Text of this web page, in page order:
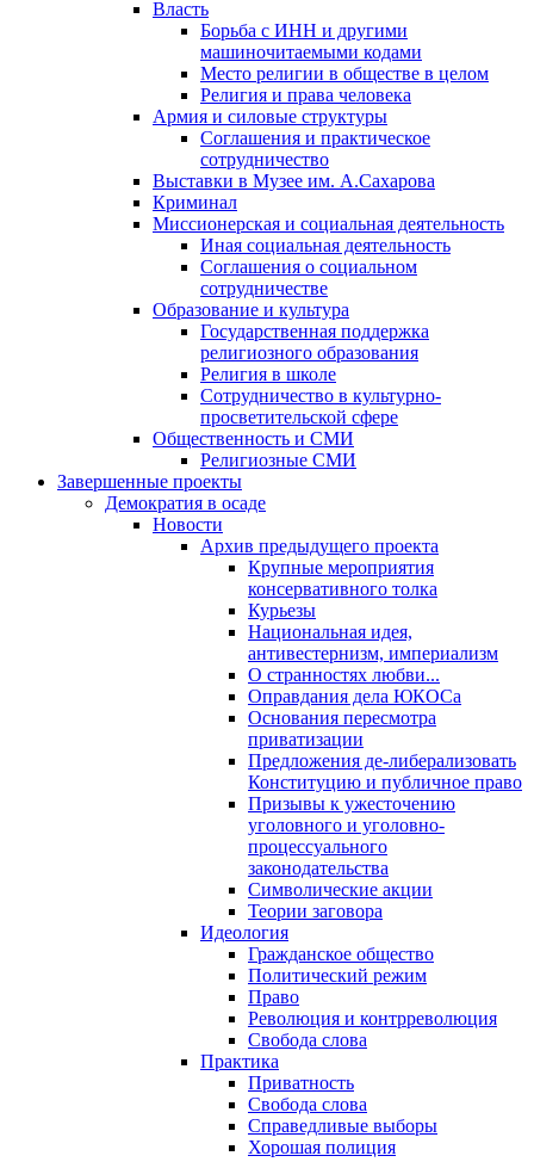
Власть
Борьба с ИНН и другими
машиночитаемыми кодами
Место религии в обществе в целом
Религия и права человека
Армия и силовые структуры
Соглашения и практическое
сотрудничество
Выставки в Музее им. А.Сахарова
Криминал
Миссионерская и социальная деятельность
Иная социальная деятельность
Соглашения о социальном
сотрудничестве
Образование и культура
Государственная поддержка
религиозного образования
Религия в школе
Сотрудничество в культурно-
просветительской сфере
Общественность и СМИ
Религиозные СМИ
Завершенные проекты
Демократия в осаде
Новости
Архив предыдущего проекта
Крупные мероприятия
консервативного толка
Курьезы
Национальная идея,
антивестернизм, империализм
О странностях любви...
Оправдания дела ЮКОСа
Основания пересмотра
приватизации
Предложения де-либерализовать
Конституцию и публичное право
Призывы к ужесточению
уголовного и уголовно-
процессуального
законодательства
Символические акции
Теории заговора
Идеология
Гражданское общество
Политический режим
Право
Революция и контрреволюция
Свобода слова
Практика
Приватность
Свобода слова
Справедливые выборы
Хорошая полиция